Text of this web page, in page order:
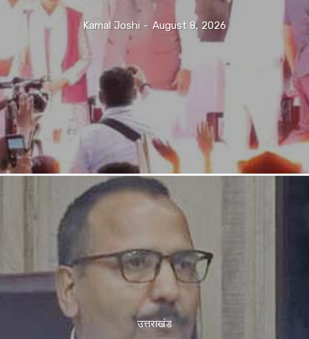
Kamal Joshi - August 8, 2026
उत्तराखंड